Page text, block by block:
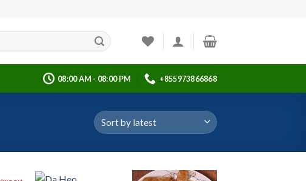
08:00 AM - 08:00 PM +855973866868